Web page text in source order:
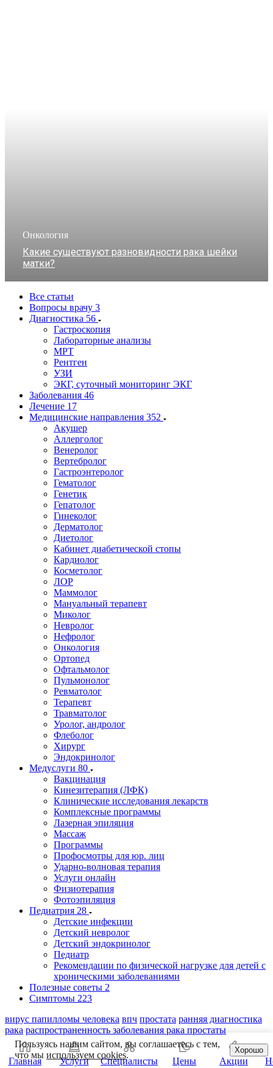
Онкология
Какие существуют разновидности рака шейки
матки?
Все статьи
Вопросы врачу 3
Диагностика 56
Гастроскопия
Лабораторные анализы
МРТ
Рентген
УЗИ
ЭКГ, суточный мониторинг ЭКГ
Заболевания 46
Лечение 17
Медицинские направления 352
Акушер
Аллерголог
Венеролог
Вертебролог
Гастроэнтеролог
Гематолог
Генетик
Гепатолог
Гинеколог
Дерматолог
Диетолог
Кабинет диабетической стопы
Кардиолог
Косметолог
ЛОР
Маммолог
Мануальный терапевт
Миколог
Невролог
Нефролог
Онкология
Ортопед
Офтальмолог
Пульмонолог
Ревматолог
Терапевт
Травматолог
Уролог, андролог
Флеболог
Хирург
Эндокринолог
Медуслуги 80
Вакцинация
Кинезитерапия (ЛФК)
Клинические исследования лекарств
Комплексные программы
Лазерная эпиляция
Массаж
Программы
Профосмотры для юр. лиц
Ударно-волновая терапия
Услуги онлайн
Физиотерапия
Фотоэпиляция
Педиатрия 28
Детские инфекции
Детский невролог
Детский эндокринолог
Педиатр
Рекомендации по физической нагрузке для детей с
хроническими заболеваниями
Полезные советы 2
Симптомы 223
вирус папилломы человека впч простата ранняя диагностика
рака распространенность заболевания рака простаты
Главная Услуги Специалисты Цены Акции
Пользуясь нашим сайтом, вы соглашаетесь с тем,
что мыиспользуем cookies. Хорошо